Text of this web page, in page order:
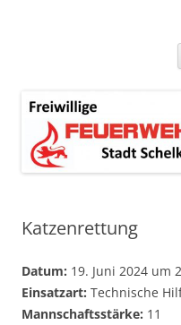
Katzenrettung
Datum: 19. Juni 2024 um
Einsatzart: Technische
Mannschaftsstärke: 11